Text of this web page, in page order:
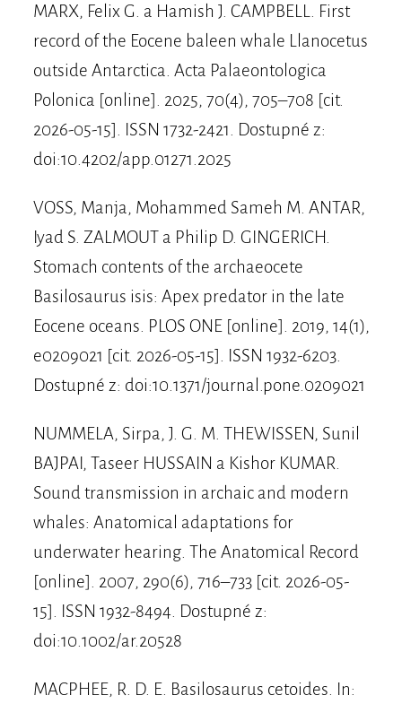
MARX, Felix G. a Hamish J. CAMPBELL. First
record of the Eocene baleen whale Llanocetus
outside Antarctica. Acta Palaeontologica
Polonica [online]. 2025, 70(4), 705–708 [cit.
2026-05-15]. ISSN 1732-2421. Dostupné z:
doi:10.4202/app.01271.2025
VOSS, Manja, Mohammed Sameh M. ANTAR,
Iyad S. ZALMOUT a Philip D. GINGERICH.
Stomach contents of the archaeocete
Basilosaurus isis: Apex predator in the late
Eocene oceans. PLOS ONE [online]. 2019, 14(1),
e0209021 [cit. 2026-05-15]. ISSN 1932-6203.
Dostupné z: doi:10.1371/journal.pone.0209021
NUMMELA, Sirpa, J. G. M. THEWISSEN, Sunil
BAJPAI, Taseer HUSSAIN a Kishor KUMAR.
Sound transmission in archaic and modern
whales: Anatomical adaptations for
underwater hearing. The Anatomical Record
[online]. 2007, 290(6), 716–733 [cit. 2026-05-
15]. ISSN 1932-8494. Dostupné z:
doi:10.1002/ar.20528
MACPHEE, R. D. E. Basilosaurus cetoides. In: